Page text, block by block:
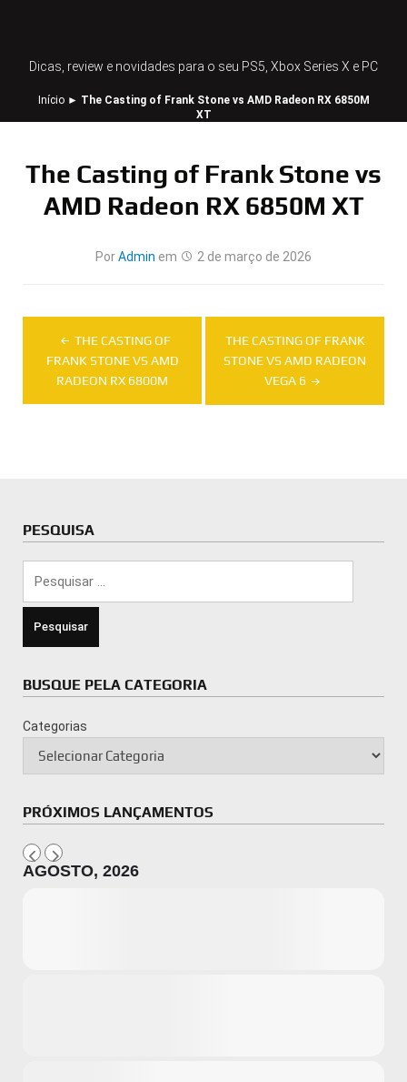
Dicas, review e novidades para o seu PS5, Xbox Series X e PC
Início► The Casting of Frank Stone vs AMD Radeon RX 6850M
XT
The Casting of Frank Stone vs
AMD Radeon RX 6850M XT
PorAdmin em 2 de março de 2026
Navegação
de
Post
THE CASTING OF
FRANK STONE VS AMD
RADEON RX 6800M
THE CASTING OF FRANK
STONE VS AMD RADEON
VEGA 6
PESQUISA
BUSQUE PELA CATEGORIA
Categorias
PRÓXIMOS LANÇAMENTOS
AGOSTO, 2026